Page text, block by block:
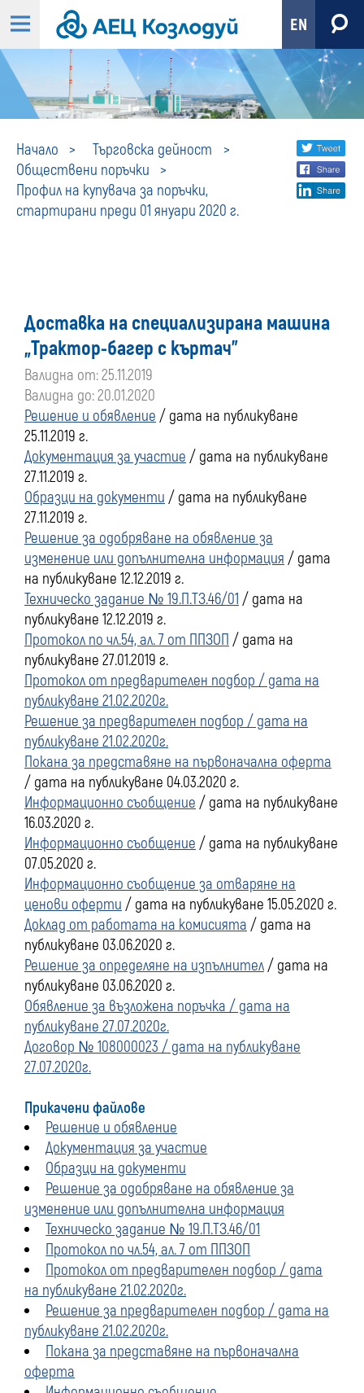
EN
Начало
Търговска дейност
Обществени поръчки
Профил на купувача за поръчки,
стартирани преди 01 януари 2020 г.
Профил
на
поръчки,
стартирани
01
януари
2020
г.
Share
social
Доставка на специализирана машина
„Трактор-багер с къртач”
Валидна от: 25.11.2019
Валидна до: 20.01.2020
Решение и обявление / дата на публикуване
25.11.2019 г.
Документация за участие / дата на публикуване
27.11.2019 г.
Образци на документи / дата на публикуване
27.11.2019 г.
Решение за одобряване на обявление за
изменение или допълнителна информация / дата
на публикуване 12.12.2019 г.
Техническо задание № 19.П.ТЗ.46/01 / дата на
публикуване 12.12.2019 г.
Протокол по чл.54, ал. 7 от ППЗОП / дата на
публикуване 27.01.2019 г.
Протокол от предварителен подбор / дата на
публикуване 21.02.2020г.
Решение за предварителен подбор / дата на
публикуване 21.02.2020г.
Покана за представяне на първоначална оферта
/ дата на публикуване 04.03.2020 г.
Информационно съобщение / дата на публикуване
16.03.2020 г.
Информационно съобщение / дата на публикуване
07.05.2020 г.
Информационно съобщение за отваряне на
ценови оферти / дата на публикуване 15.05.2020 г.
Доклад от работата на комисията / дата на
публикуване 03.06.2020 г.
Решение за определяне на изпълнител/ дата на
публикуване 03.06.2020 г.
Обявление за възложена поръчка / дата на
публикуване 27.07.2020г.
Договор № 108000023 / дата на публикуване
27.07.2020г.
Прикачени файлове
Решение и обявление
Документация за участие
Образци на документи
Решение за одобряване на обявление за
изменение или допълнителна информация
Техническо задание № 19.П.ТЗ.46/01
Протокол по чл.54, ал. 7 от ППЗОП
Протокол от предварителен подбор / дата
на публикуване 21.02.2020г.
Решение за предварителен подбор / дата на
публикуване 21.02.2020г.
Покана за представяне на първоначална
оферта